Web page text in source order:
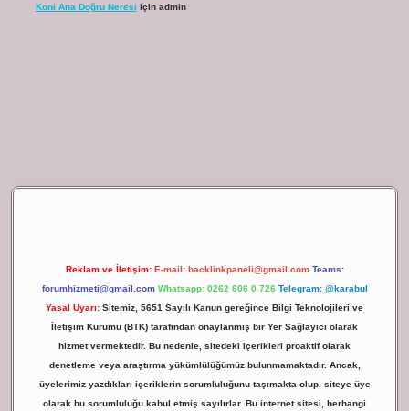
Koni Ana Doğru Neresi için admin
Reklam ve İletişim: E-mail: backlinkpaneli@gmail.com Teams:
forumhizmeti@gmail.com Whatsapp: 0262 606 0 726 Telegram: @karabul
Yasal Uyarı: Sitemiz, 5651 Sayılı Kanun gereğince Bilgi Teknolojileri ve
İletişim Kurumu (BTK) tarafından onaylanmış bir Yer Sağlayıcı olarak
hizmet vermektedir. Bu nedenle, sitedeki içerikleri proaktif olarak
denetleme veya araştırma yükümlülüğümüz bulunmamaktadır. Ancak,
üyelerimiz yazdıkları içeriklerin sorumluluğunu taşımakta olup, siteye üye
olarak bu sorumluluğu kabul etmiş sayılırlar. Bu internet sitesi, herhangi